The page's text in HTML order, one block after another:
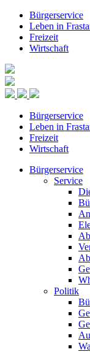
Bürgerservice
Leben in
Freizeit
Wirtschaft
Bürgerservice
Leben in
Freizeit
Wirtschaft
Bürgerservice
Service
Politik